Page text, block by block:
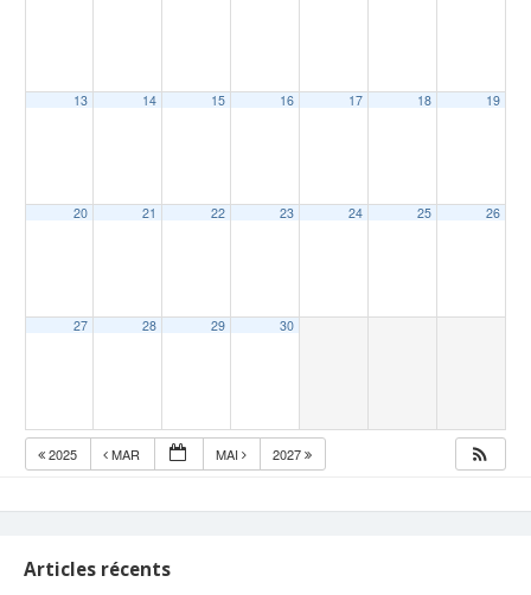
13 14 15 16 17 18 19
20 21 22 23 24 25 26
27 28 29 30
2025 MAR MAI 2027
Articles récents